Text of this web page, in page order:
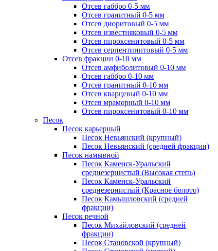
Отсев габбро 0-5 мм
Отсев гранитный 0-5 мм
Отсев диоритовый 0-5 мм
Отсев известняковый 0-5 мм
Отсев пироксенитовый 0-5 мм
Отсев серпентинитовый 0-5 мм
Отсев фракции 0-10 мм
Отсев амфиболитовый 0-10 мм
Отсев габбро 0-10 мм
Отсев гранитный 0-10 мм
Отсев кварцевый 0-10 мм
Отсев мраморный 0-10 мм
Отсев пироксенитовый 0-10 мм
Песок
Песок карьерный
Песок Невьянский (крупный)
Песок Невьянский (средней фракции)
Песок намывной
Песок Каменск-Уральский
среднезернистый (Высокая степь)
Песок Каменск-Уральский
среднезернистый (Красное болото)
Песок Камышловский (средней
фракции)
Песок речной
Песок Михайловский (средней
фракции)
Песок Становской (крупный)